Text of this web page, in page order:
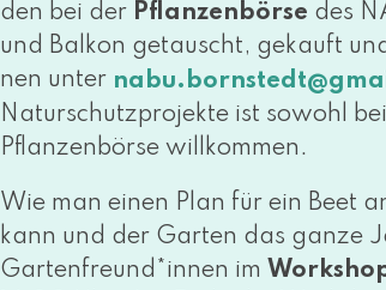
den bei der Pflanzenbörse des
und Balkon getauscht, gekauft
nen unter
Naturschutzprojekte ist sowohl
Pflanzenbörse willkommen.
Wie man einen Plan für ein Beet
kann und der Garten das gan­ze
Gartenfreund*innen im